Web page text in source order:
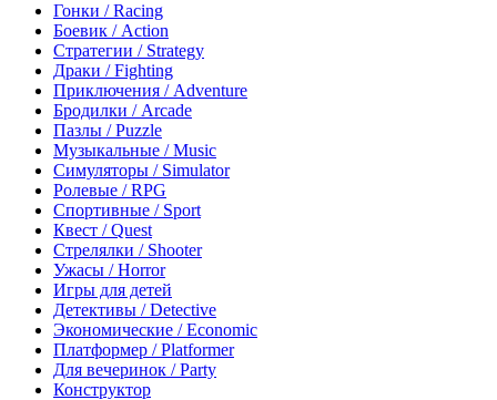
Гонки / Racing
Боевик / Action
Стратегии / Strategy
Драки / Fighting
Приключения / Adventure
Бродилки / Arcade
Пазлы / Puzzle
Музыкальные / Music
Симуляторы / Simulator
Ролевые / RPG
Спортивные / Sport
Квест / Quest
Стрелялки / Shooter
Ужасы / Horror
Игры для детей
Детективы / Detective
Экономические / Economic
Платформер / Platformer
Для вечеринок / Party
Конструктор